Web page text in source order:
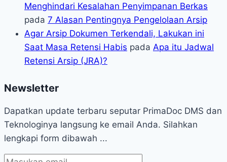
Menghindari Kesalahan Penyimpanan Berkas
pada 7 Alasan Pentingnya Pengelolaan Arsip
Agar Arsip Dokumen Terkendali, Lakukan ini
Saat Masa Retensi Habis pada Apa itu Jadwal
Retensi Arsip (JRA)?
Newsletter
Dapatkan update terbaru seputar PrimaDoc DMS dan
Teknologinya langsung ke email Anda. Silahkan
lengkapi form dibawah ...